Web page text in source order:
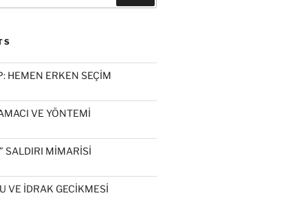
HEMEN ERKEN SEÇİM
VE YÖNTEMİ
SALDIRI MİMARİSİ
VE İDRAK GECİKMESİ